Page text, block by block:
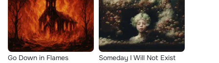
Go Down in Flames Someday I Will Not Exist